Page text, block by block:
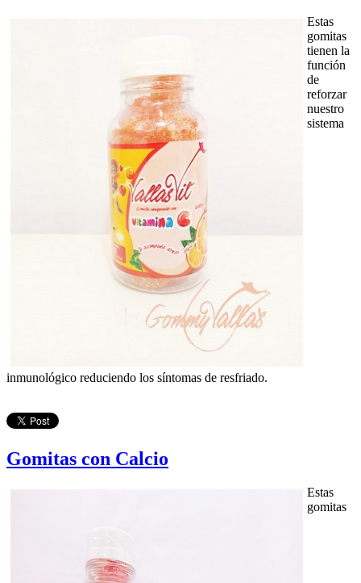
Estas
gomitas
tienen la
función
de
reforzar
nuestro
sistema
inmunológico reduciendo los síntomas de resfriado.
Gomitas con Calcio
Estas
gomitas